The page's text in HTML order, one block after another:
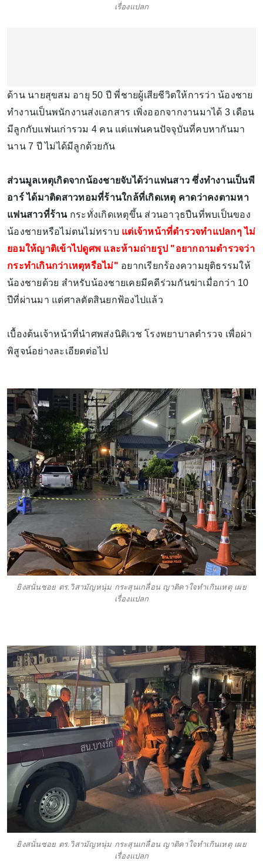
เรื่องแปลก
ด้าน นายสุขสม อายุ 50 ปี พี่ชายผู้เสียชีวิตให้การว่า น้องชาย
ทำงานเป็นพนักงานส่งเอกสาร เพิ่งออกจากงานมาได้ 3 เดือน
มีลูกกับแฟนเก่ารวม 4 คน แต่แฟนคนปัจจุบันที่คบหากันมา
นาน 7 ปี ไม่ได้มีลูกด้วยกัน
ส่วนมูลเหตุเกิดจากน้องชายจับได้ว่าแฟนสาว ซึ่งทำงานเป็นพี
อาร์ ได้มาติดสาวทอมที่ร้านใกล้ที่เกิดเหตุ คาดว่าคงตามหา
แฟนสาวที่ร้านกระทั่งเกิดเหตุขึ้น ส่วนอาวุธปืนที่พบเป็นของ
น้องชายหรือไม่ตนไม่ทราบ แต่เจ้าหน้าที่ตำรวจทำแปลกๆ ไม่
ยอมให้ญาติเข้าไปดูศพ และห้ามถ่ายรูป "อยากถามตำรวจว่า
กระทำเกินกว่าเหตุหรือไม่" อยากเรียกร้องความยุติธรรมให้
น้องชายด้วย สำหรับน้องชายเคยมีคดีร่วมกันฆ่าเมื่อกว่า 10
ปีที่ผ่านมา แต่ศาลตัดสินยกฟ้องไปแล้ว
เบื้องต้นเจ้าหน้าที่นำศพส่งนิติเวช โรงพยาบาลตำรวจ เพื่อผ่า
พิสูจน์อย่างละเอียดต่อไป
ยิงสนั่นซอย ตร.วิสามัญหนุ่ม กระสุนเกลื่อน ญาติคาใจทำเกินเหตุ เผย
เรื่องแปลก
ยิงสนั่นซอย ตร.วิสามัญหนุ่ม กระสุนเกลื่อน ญาติคาใจทำเกินเหตุ เผย
เรื่องแปลก